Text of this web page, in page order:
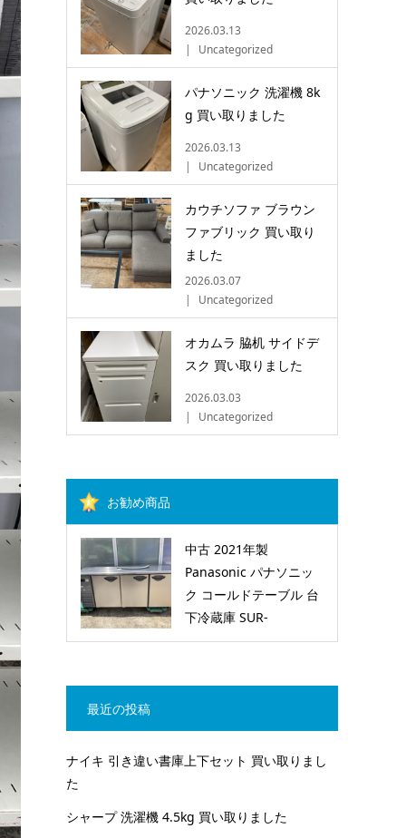
2026.03.13
Uncategorized
パナソニック 洗濯機 8k
g 買い取りました
2026.03.13
Uncategorized
カウチソファ ブラウン
ファブリック 買い取り
ました
2026.03.07
Uncategorized
オカムラ 脇机 サイドデ
スク 買い取りました
2026.03.03
Uncategorized
お勧め商品
中古 2021年製
Panasonic パナソニッ
ク コールドテーブル 台
下冷蔵庫 SUR-
K1861SB (GC202206212)
最近の投稿
ナイキ 引き違い書庫上下セット 買い取りまし
た
シャープ 洗濯機 4.5kg 買い取りました